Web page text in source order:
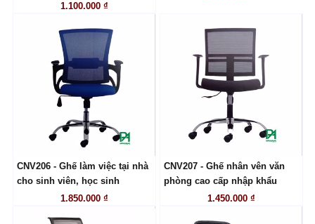
1.100.000 ₫
LIÊN HỆ
CNV206 - Ghế làm việc tại nhà
cho sinh viên, học sinh
1.850.000 ₫
LIÊN HỆ
CNV207 - Ghế nhân vên văn
phòng cao cấp nhập khẩu
1.450.000 ₫